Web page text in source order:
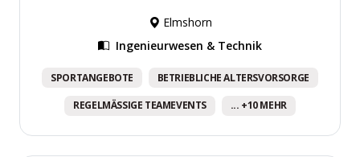
Elmshorn
Ingenieurwesen & Technik
SPORTANGEBOTE BETRIEBLICHE ALTERSVORSORGE
REGELMÄSSIGE TEAMEVENTS ... +10 MEHR